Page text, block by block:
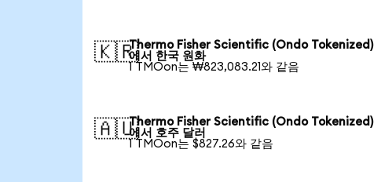
🇰🇷Thermo Fisher Scientific (Ondo Tokenized)
에서 한국 원화
1 TMOon는 ₩823,083.21와 같음
🇦🇺Thermo Fisher Scientific (Ondo Tokenized)
에서 호주 달러
1 TMOon는 $827.26와 같음